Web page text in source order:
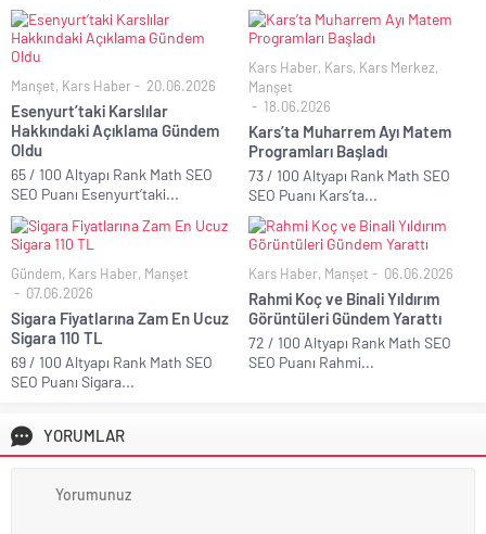
Manşet, Kars Haber 20.06.2026
Esenyurt’taki Karslılar
Hakkındaki Açıklama Gündem
Oldu
65 / 100 Altyapı Rank Math SEO
SEO Puanı Esenyurt’taki...
Kars Haber, Kars, Kars Merkez,
Manşet
18.06.2026
Kars’ta Muharrem Ayı Matem
Programları Başladı
73 / 100 Altyapı Rank Math SEO
SEO Puanı Kars’ta...
Gündem, Kars Haber, Manşet
07.06.2026
Sigara Fiyatlarına Zam En Ucuz
Sigara 110 TL
69 / 100 Altyapı Rank Math SEO
SEO Puanı Sigara...
Kars Haber, Manşet 06.06.2026
Rahmi Koç ve Binali Yıldırım
Görüntüleri Gündem Yarattı
72 / 100 Altyapı Rank Math SEO
SEO Puanı Rahmi...
YORUMLAR